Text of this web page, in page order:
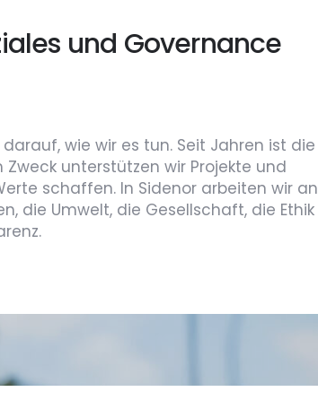
und Governance
wie wir es tun. Seit Jahren ist die
unterstützen wir Projekte und
schaffen. In Sidenor arbeiten wir an
die Umwelt, die Gesellschaft, die Ethik